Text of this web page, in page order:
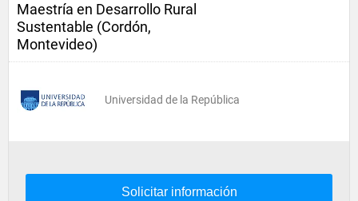
Maestría en Desarrollo Rural
Sustentable (Cordón,
Montevideo)
Universidad de la República
Solicitar información